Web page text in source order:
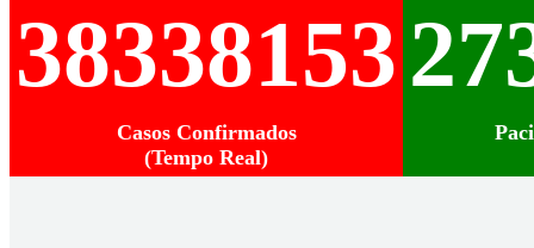
38338153
Casos Confirmados
(Tempo Real)